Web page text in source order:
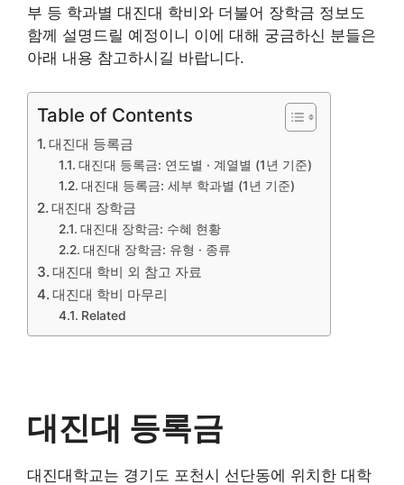
부 등 학과별 대진대 학비와 더불어 장학금 정보도
함께 설명드릴 예정이니 이에 대해 궁금하신 분들은
아래 내용 참고하시길 바랍니다.
Table of Contents
대진대 등록금
대진대 등록금: 연도별 · 계열별 (1년 기준)
대진대 등록금: 세부 학과별 (1년 기준)
대진대 장학금
대진대 장학금: 수혜 현황
대진대 장학금: 유형 · 종류
대진대 학비 외 참고 자료
대진대 학비 마무리
Related
대진대 등록금
대진대학교는 경기도 포천시 선단동에 위치한 대학